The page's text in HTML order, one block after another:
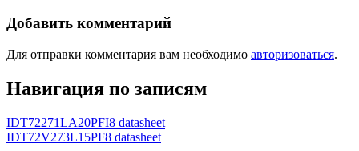
Добавить комментарий
Для отправки комментария вам необходимо авторизоваться.
Навигация по записям
IDT72271LA20PFI8 datasheet
IDT72V273L15PF8 datasheet